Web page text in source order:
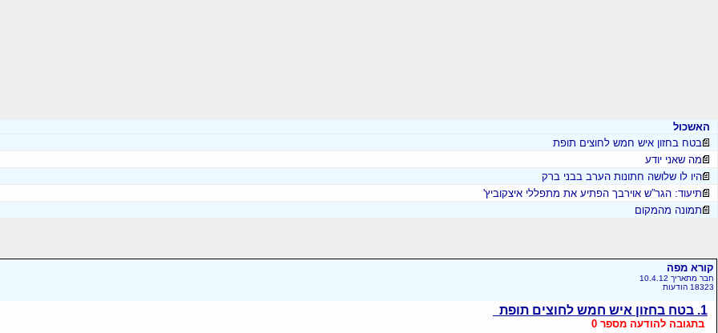
האשכול
בטח בחזון איש חמש לחוצים תופת
מה שאני יודע
היו לו שלושה חתונות הערב בבני ברק
תיעוד: הגר”ש אוירבך הפתיע את מתפללי איצקוביץ'
תמונה מהמקום
קורא מפה
חבר מתאריך 10.4.12
18323 הודעות
1. בטח בחזון איש חמש לחוצים תופת
בתגובה להודעה מספר 0